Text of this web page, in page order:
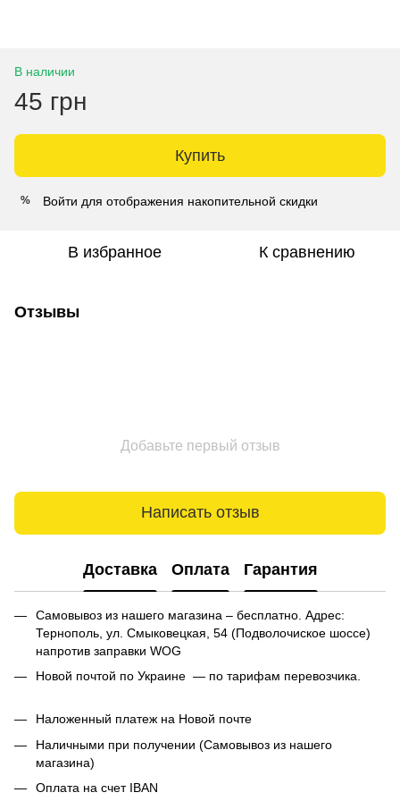
В наличии
45 грн
Купить
% Войти для отображения накопительной скидки
В избранное К сравнению
Отзывы
Добавьте первый отзыв
Написать отзыв
Доставка Оплата Гарантия
Самовывоз из нашего магазина – бесплатно. Адрес:
Тернополь, ул. Смыковецкая, 54 (Подволочиское шоссе)
напротив заправки WOG
Новой почтой по Украине — по тарифам перевозчика.
Наложенный платеж на Новой почте
Наличными при получении (Самовывоз из нашего
магазина)
Оплата на счет IBAN